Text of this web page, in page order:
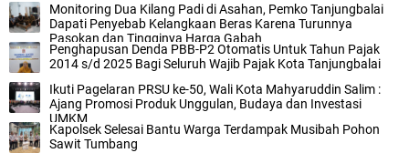
Monitoring Dua Kilang Padi di Asahan, Pemko Tanjungbalai
Dapati Penyebab Kelangkaan Beras Karena Turunnya
Pasokan dan Tingginya Harga Gabah
Penghapusan Denda PBB-P2 Otomatis Untuk Tahun Pajak
2014 s/d 2025 Bagi Seluruh Wajib Pajak Kota Tanjungbalai
Ikuti Pagelaran PRSU ke-50, Wali Kota Mahyaruddin Salim :
Ajang Promosi Produk Unggulan, Budaya dan Investasi
UMKM
Kapolsek Selesai Bantu Warga Terdampak Musibah Pohon
Sawit Tumbang